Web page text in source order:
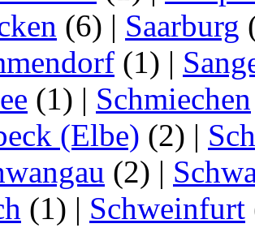
(6) | Saarburg
(1) |
(1) | Schmiechen
(Elbe) (2) |
(2) |
(1) | Schweinfurt